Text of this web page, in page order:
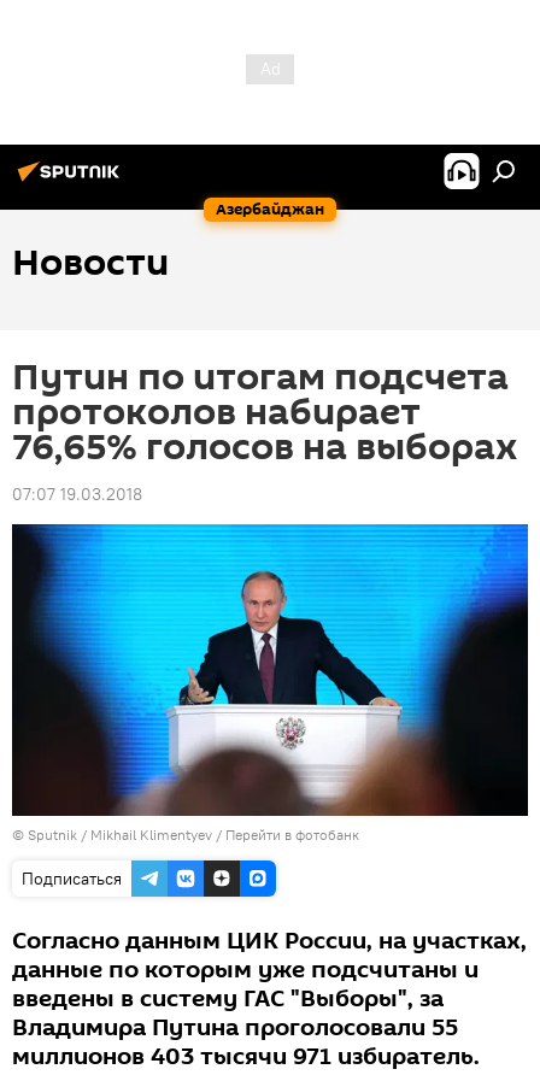
Азербайджан
Новости
Путин по итогам подсчета
протоколов набирает
76,65% голосов на выборах
07:07 19.03.2018
© Sputnik / Mikhail Klimentyev / Перейти в фотобанк
Подписаться
Согласно данным ЦИК России, на участках,
данные по которым уже подсчитаны и
введены в систему ГАС "Выборы", за
Владимира Путина проголосовали 55
миллионов 403 тысячи 971 избиратель.